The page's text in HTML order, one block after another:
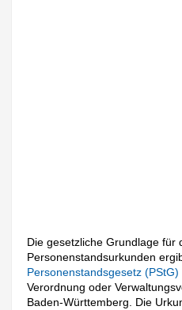
Die gesetzliche Grundlage für
Personenstandsurkunden
Personenstandsgesetz (PStG)
Verordnung oder
Baden-Württemberg. Die